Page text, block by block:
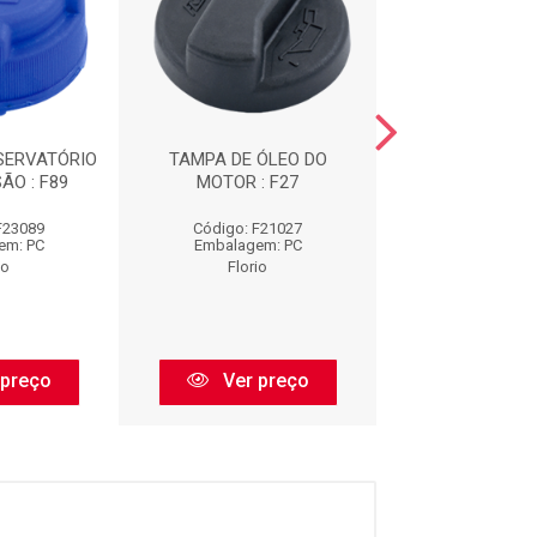
: F89
PC
TAMPA DE ÓLEO DO
MOTOR : F27
Código: F21027
Embalagem: PC
Florio
Ver preço